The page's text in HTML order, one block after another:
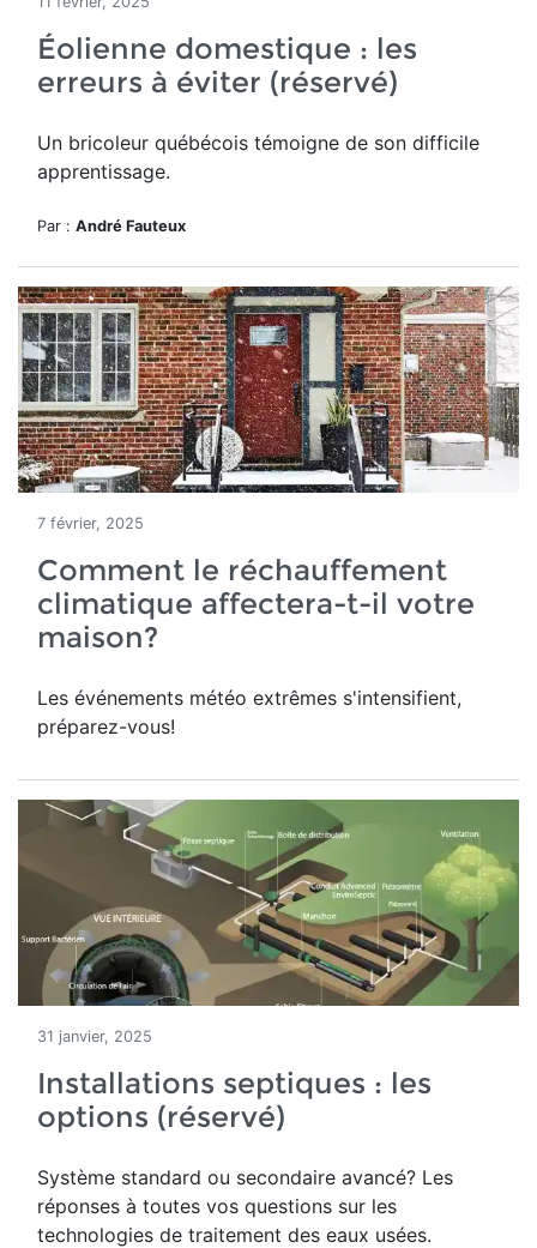
Éolienne domestique : les
erreurs à éviter (réservé)
Un bricoleur québécois témoigne de son difficile
apprentissage.
Par : André Fauteux
7 février, 2025
Comment le réchauffement
climatique affectera-t-il votre
maison?
Les événements météo extrêmes s'intensifient,
préparez-vous!
31 janvier, 2025
Installations septiques : les
options (réservé)
Système standard ou secondaire avancé? Les
réponses à toutes vos questions sur les
technologies de traitement des eaux usées.